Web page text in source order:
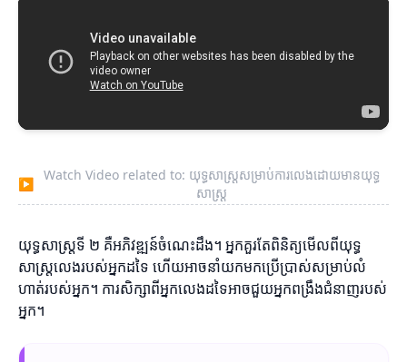
▶
Watch Video related to: យុទ្ធសាស្ត្រសម្រាប់ការលេងដោយមានយុទ្ធ
សាស្ត្រ
យុទ្ធសាស្ត្រទី ២ គឺអភិវឌ្ឍន៍ចំណេះដឹង។ អ្នកគួរតែពិនិត្យមើលពីយុទ្ធ
សាស្ត្រលេងរបស់អ្នកដទៃ ហើយអាចនាំយកមកប្រើប្រាស់សម្រាប់លំ
ហាត់របស់អ្នក។ ការសិក្សាពីអ្នកលេងដទៃអាចជួយអ្នកពង្រឹងជំនាញរបស់
អ្នក។